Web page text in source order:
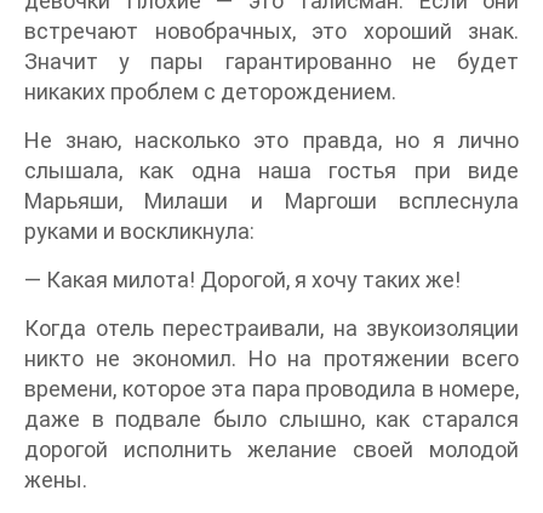
встречают новобрачных, это хороший знак.
Значит у пары гарантированно не будет
никаких проблем с деторождением.
Не знаю, насколько это правда, но я лично
слышала, как одна наша гостья при виде
Марьяши, Милаши и Маргоши всплеснула
руками и воскликнула:
— Какая милота! Дорогой, я хочу таких же!
Когда отель перестраивали, на звукоизоляции
никто не экономил. Но на протяжении всего
времени, которое эта пара проводила в номере,
даже в подвале было слышно, как старался
дорогой исполнить желание своей молодой
жены.